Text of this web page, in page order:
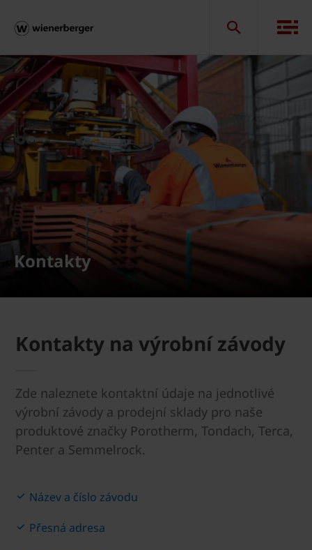
Kontakty
Kontakty na výrobní závody
Zde naleznete kontaktní údaje na jednotlivé
výrobní závody a prodejní sklady pro naše
produktové značky Porotherm, Tondach, Terca,
Penter a Semmelrock.
Název a číslo závodu
Přesná adresa